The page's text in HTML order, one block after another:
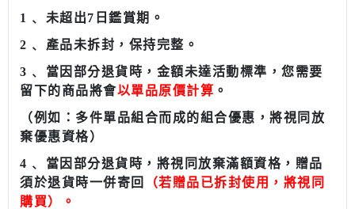
1﹑ 未超出7 日鑑賞期。
2﹑ 產品未拆封，保持完整。
3﹑ 當因部分退貨時，金額未達活動標準，您需要
留下的商品將會以單品原價計算 。
（例如：多件單品組合而成的組合優惠，將視同放
棄優惠資格）
4﹑ 當因部分退貨時，將視同放棄滿額資格，贈品
須於退貨時一併寄回
（若贈品已拆封使用，將視同
購買）。